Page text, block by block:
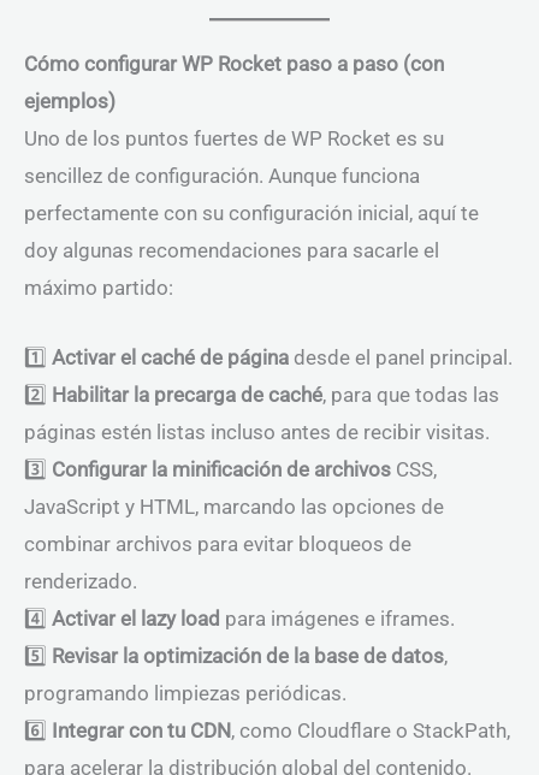
Cómo configurar WP Rocket paso a paso (con
ejemplos)
Uno de los puntos fuertes de WP Rocket es su
sencillez de configuración. Aunque funciona
perfectamente con su configuración inicial, aquí te
doy algunas recomendaciones para sacarle el
máximo partido:
1️⃣ Activar el caché de página desde el panel principal.
2️⃣ Habilitar la precarga de caché, para que todas las
páginas estén listas incluso antes de recibir visitas.
3️⃣ Configurar la minificación de archivos CSS,
JavaScript y HTML, marcando las opciones de
combinar archivos para evitar bloqueos de
renderizado.
4️⃣ Activar el lazy load para imágenes e iframes.
5️⃣ Revisar la optimización de la base de datos,
programando limpiezas periódicas.
6️⃣ Integrar con tu CDN, como Cloudflare o StackPath,
para acelerar la distribución global del contenido.